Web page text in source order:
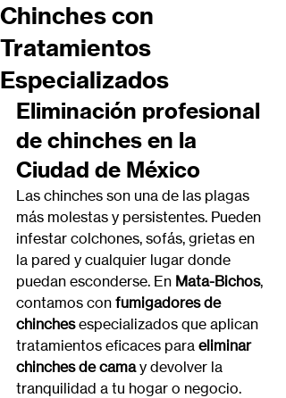
Chinches con
Tratamientos
Especializados
Eliminación profesional
de chinches en la
Ciudad de México
Las chinches son una de las plagas
más molestas y persistentes. Pueden
infestar colchones, sofás, grietas en
la pared y cualquier lugar donde
puedan esconderse. En Mata-Bichos,
contamos con fumigadores de
chinches especializados que aplican
tratamientos eficaces para eliminar
chinches de cama y devolver la
tranquilidad a tu hogar o negocio.